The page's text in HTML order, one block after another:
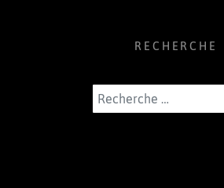
RECHERCHE
Rechercher